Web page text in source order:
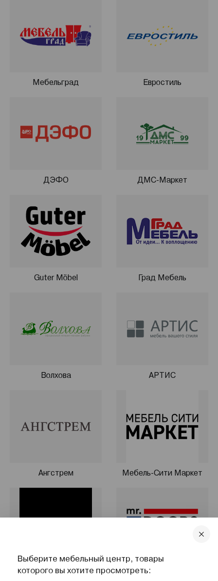
Мебельград Евростиль
ДЭФО ДМС-Маркет
Guter Möbel Град Мебель
Волхова АРТИС
Ангстрем Мебель-Сити Маркет
NAPILILI Mr.Doors
Выберите мебельный центр, товары
которого вы хотите просмотреть: